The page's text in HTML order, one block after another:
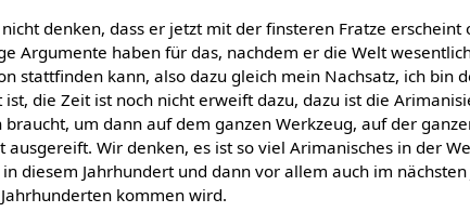
denken, dass er jetzt mit der finsteren Fratze
Argumente haben für das, nachdem er die Welt
stattfinden kann, also dazu gleich mein Nachsatz, ich bin
die Zeit ist noch nicht erweift dazu, dazu ist die
braucht, um dann auf dem ganzen Werkzeug, auf der
ausgereift. Wir denken, es ist so viel Arimanisches in der
in diesem Jahrhundert und dann vor allem auch im
kommen wird.